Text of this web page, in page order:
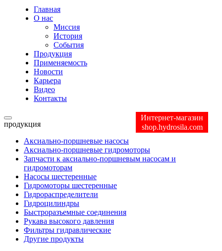
Главная
О нас
Миссия
История
События
Продукция
Применяемость
Новости
Карьера
Видео
Контакты
Интернет-магазин
shop.hydrosila.com
продукция
Аксиально-поршневые насосы
Аксиально-поршневые гидромоторы
Запчасти к аксиально-поршневым насосам и
гидромоторам
Насосы шестеренные
Гидромоторы шестеренные
Гидрораспределители
Гидроцилиндры
Быстроразъемные соединения
Рукава высокого давления
Фильтры гидравлические
Другие продукты